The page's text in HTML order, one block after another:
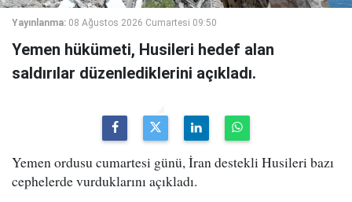
Yayınlanma: 08 Ağustos 2026 Cumartesi 09:50
Yemen hükümeti, Husileri hedef alan
saldırılar düzenlediklerini açıkladı.
Yemen ordusu cumartesi günü, İran destekli Husileri bazı
cephelerde vurduklarını açıkladı.